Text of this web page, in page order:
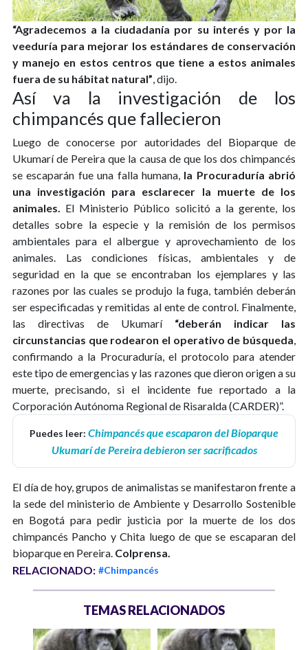
“Agradecemos a la ciudadanía por su interés y por la
veeduría para mejorar los estándares de conservación
y manejo en estos centros que tiene a estos animales
fuera de su hábitat natural”, dijo.
Así va la investigación de los
chimpancés que fallecieron
Luego de conocerse por autoridades del Bioparque de
Ukumarí de Pereira que la causa de que los dos chimpancés
se escaparán fue una falla humana, la Procuraduría abrió
una investigación para esclarecer la muerte de los
animales. El Ministerio Público solicitó a la gerente, los
detalles sobre la especie y la remisión de los permisos
ambientales para el albergue y aprovechamiento de los
animales. Las condiciones físicas, ambientales y de
seguridad en la que se encontraban los ejemplares y las
razones por las cuales se produjo la fuga, también deberán
ser especificadas y remitidas al ente de control. Finalmente,
las directivas de Ukumarí “deberán indicar las
circunstancias que rodearon el operativo de búsqueda,
confirmando a la Procuraduría, el protocolo para atender
este tipo de emergencias y las razones que dieron origen a su
muerte, precisando, si el incidente fue reportado a la
Corporación Autónoma Regional de Risaralda (CARDER)”.
Puedes leer: Chimpancés que escaparon del Bioparque
Ukumarí de Pereira debieron ser sacrificados
El día de hoy, grupos de animalistas se manifestaron frente a
la sede del ministerio de Ambiente y Desarrollo Sostenible
en Bogotá para pedir justicia por la muerte de los dos
chimpancés Pancho y Chita luego de que se escaparan del
bioparque en Pereira. Colprensa.
RELACIONADO: #Chimpancés
TEMAS RELACIONADOS